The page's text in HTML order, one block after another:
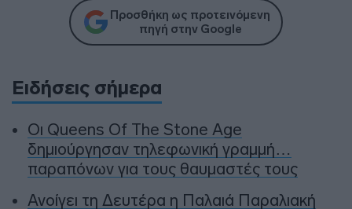
Προσθήκη ως προτεινόμενη
πηγή στην Google
Ειδήσεις σήμερα
Οι Queens Of The Stone Age
δημιούργησαν τηλεφωνική γραμμή…
παραπόνων για τους θαυμαστές τους
Ανοίγει τη Δευτέρα η Παλαιά Παραλιακή